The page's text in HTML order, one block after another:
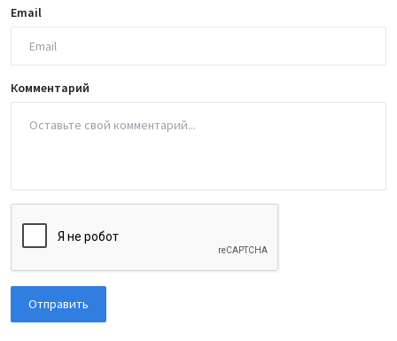
Email
Комментарий
Отправить